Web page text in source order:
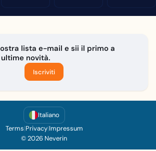
lista e-mail e sii il primo a
novità.
Iscriviti
Italiano
Terms|Privacy|Impressum
© 2026 Neverin